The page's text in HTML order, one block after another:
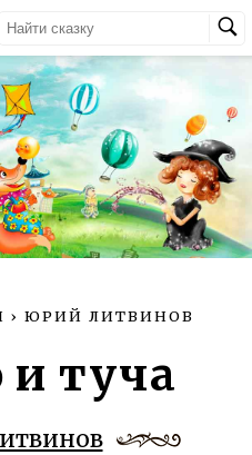
› ЮРИЙ ЛИТВИНОВ
и туча